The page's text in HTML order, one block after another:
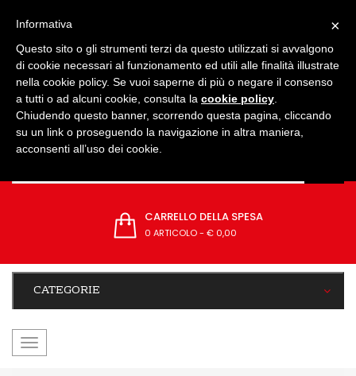
CARRELLO DELLA SPESA
0 ARTICOLO- € 0,00
CATEGORIE
navigazione
×
Informativa
Questo sito o gli strumenti terzi da questo utilizzati si avvalgono
di cookie necessari al funzionamento ed utili alle finalità illustrate
nella cookie policy. Se vuoi saperne di più o negare il consenso
a tutti o ad alcuni cookie, consulta la cookie policy
Chiudendo questo banner, scorrendo questa pagina, cliccando
su un link o proseguendo la navigazione in altra maniera,
acconsenti all’uso dei cookie.